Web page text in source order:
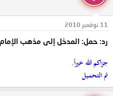
11 نوفمبر 2010
رد: حمل: المدخل إلى مذهب
جزاكم الله خيراً.
تم التحميل